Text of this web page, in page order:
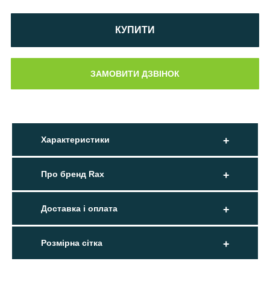
КУПИТИ
Характеристики
Про бренд Rax
Доставка і оплата
Розмірна сітка